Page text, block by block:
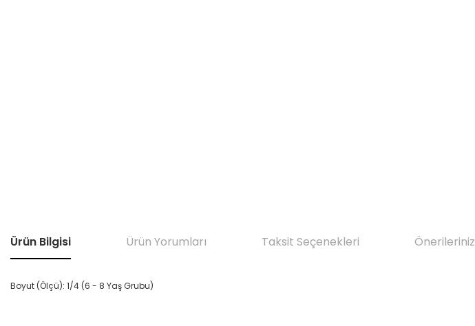
Ürün Bilgisi Ürün Yorumları Taksit Seçenekleri Önerileriniz
Boyut (Ölçü): 1/4 (6 - 8 Yaş Grubu)